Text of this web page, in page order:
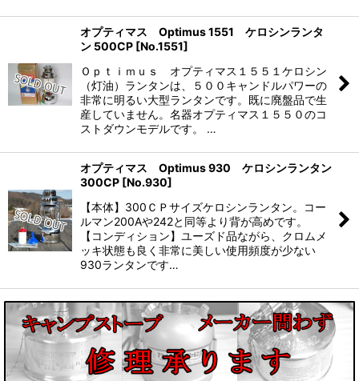
オプティマス Optimus 1551 ケロシンランタ
ン 500CP [No.1551]
Ｏｐｔｉｍｕｓ オプティマス１５５１ケロシン
（灯油）ランタンは、５００キャンドルパワーの
非常に明るい大型ランタンです。既に廃盤品で生
産していません。名器オプティマス１５５０のコ
ストダウンモデルです。 …
オプティマス Optimus 930 ケロシンランタン
300CP [No.930]
【本体】300ＣＰサイズケロシンランタン。コー
ルマン200Aや242と同等より背が高めです。
【コンディション】ユーズド品ながら、クロムメ
ッキ状態も良く非常に美しい使用頻度が少ない
930ランタンです…